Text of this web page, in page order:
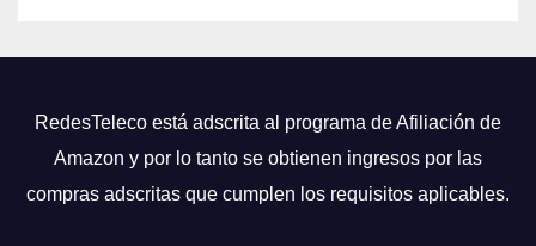
RedesTeleco está adscrita al programa de Afiliación de
Amazon y por lo tanto se obtienen ingresos por las
compras adscritas que cumplen los requisitos aplicables.